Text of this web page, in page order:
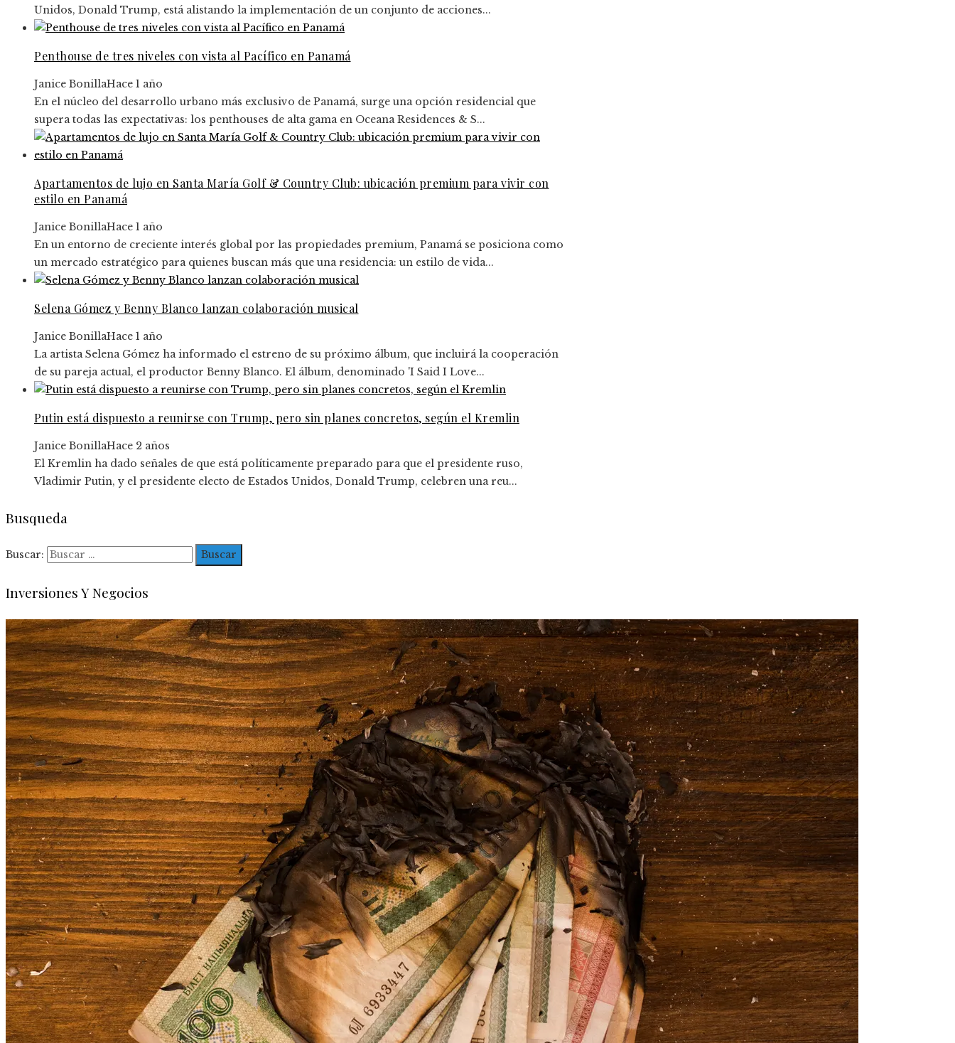
Unidos, Donald Trump, está alistando la implementación de un conjunto de acciones...
Penthouse de tres niveles con vista al Pacífico en Panamá
Janice BonillaHace 1 año
En el núcleo del desarrollo urbano más exclusivo de Panamá, surge una opción residencial que
supera todas las expectativas: los penthouses de alta gama en Oceana Residences & S...
Apartamentos de lujo en Santa María Golf & Country Club: ubicación premium para vivir con
estilo en Panamá
Janice BonillaHace 1 año
En un entorno de creciente interés global por las propiedades premium, Panamá se posiciona como
un mercado estratégico para quienes buscan más que una residencia: un estilo de vida...
Selena Gómez y Benny Blanco lanzan colaboración musical
Janice BonillaHace 1 año
La artista Selena Gómez ha informado el estreno de su próximo álbum, que incluirá la cooperación
de su pareja actual, el productor Benny Blanco. El álbum, denominado 'I Said I Love...
Putin está dispuesto a reunirse con Trump, pero sin planes concretos, según el Kremlin
Janice BonillaHace 2 años
El Kremlin ha dado señales de que está políticamente preparado para que el presidente ruso,
Vladimir Putin, y el presidente electo de Estados Unidos, Donald Trump, celebren una reu...
Busqueda
Buscar:
Inversiones Y Negocios